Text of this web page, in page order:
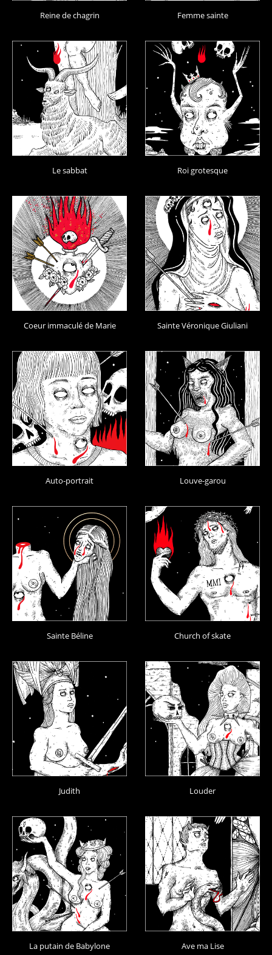
Reine de chagrin Femme sainte
Le sabbat Roi grotesque
Coeur immaculé de Marie Sainte Véronique Giuliani
Auto-portrait Louve-garou
Sainte Béline Church of skate
Judith Louder
La putain de Babylone Ave ma Lise